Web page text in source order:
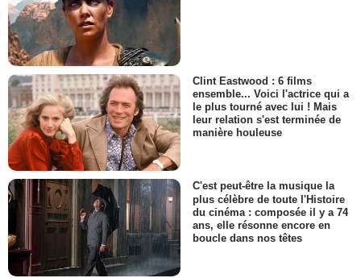
Clint Eastwood : 6 films
ensemble... Voici l'actrice qui a
le plus tourné avec lui ! Mais
leur relation s'est terminée de
manière houleuse
C'est peut-être la musique la
plus célèbre de toute l'Histoire
du cinéma : composée il y a 74
ans, elle résonne encore en
boucle dans nos têtes